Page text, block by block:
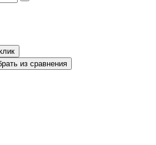
из сравнения